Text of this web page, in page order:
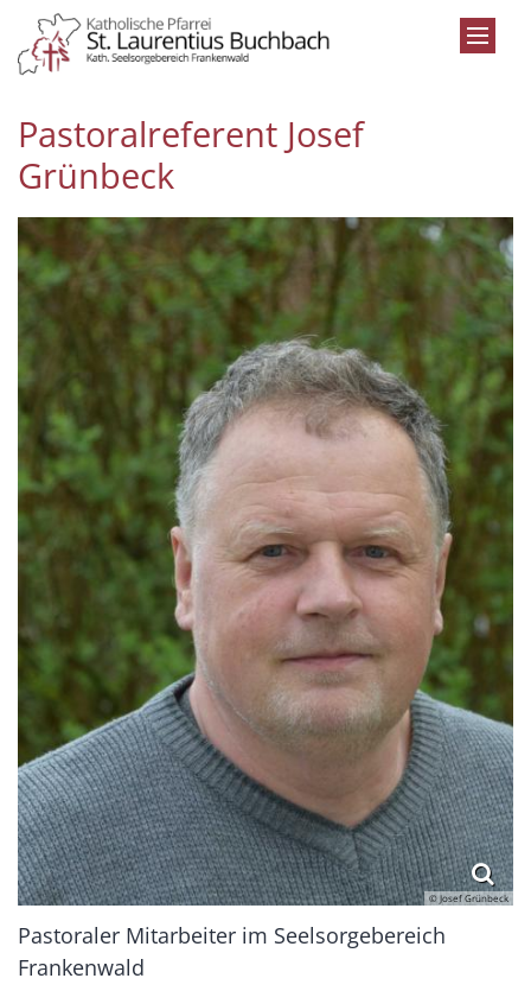
Zum Inhalt springen
Pastoralreferent Josef
Grünbeck
© Josef Grünbeck
Pastoraler Mitarbeiter im Seelsorgebereich
Frankenwald